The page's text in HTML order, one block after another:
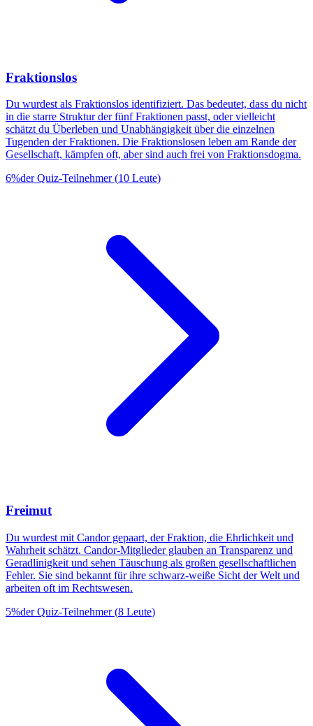
Fraktionslos
Du wurdest als Fraktionslos identifiziert. Das bedeutet, dass du nicht
in die starre Struktur der fünf Fraktionen passt, oder vielleicht
schätzt du Überleben und Unabhängigkeit über die einzelnen
Tugenden der Fraktionen. Die Fraktionslosen leben am Rande der
Gesellschaft, kämpfen oft, aber sind auch frei von Fraktionsdogma.
6%der Quiz-Teilnehmer(10 Leute)
Freimut
Du wurdest mit Candor gepaart, der Fraktion, die Ehrlichkeit und
Wahrheit schätzt. Candor-Mitglieder glauben an Transparenz und
Geradlinigkeit und sehen Täuschung als großen gesellschaftlichen
Fehler. Sie sind bekannt für ihre schwarz-weiße Sicht der Welt und
arbeiten oft im Rechtswesen.
5%der Quiz-Teilnehmer(8 Leute)